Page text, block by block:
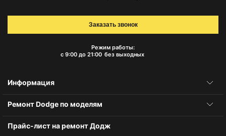
Режим работы:
с 9:00 до 21:00 без выходных
Заказать звонок
Информация
Ремонт Dodge по моделям
Прайс-лист на ремонт Додж